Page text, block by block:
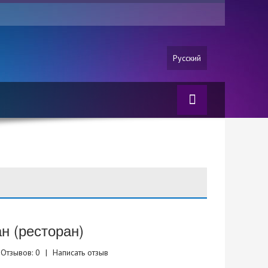
Русский
(ресторан)
Отзывов: 0 | Написать отзыв